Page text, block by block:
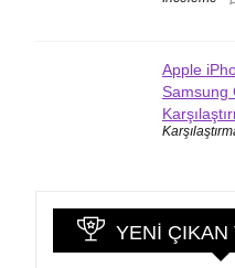
Apple
Samsung
YENI ÇIKAN